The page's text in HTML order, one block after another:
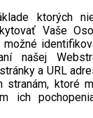
ktorých
Vaše
našej
a URL
stranám, ktoré
ich